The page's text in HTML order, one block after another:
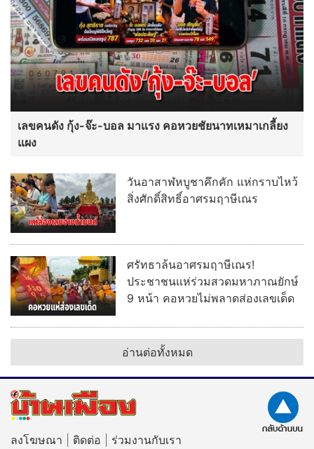
เลขคนดัง กุ้ง-จ๊ะ-บอล มาแรง คอหวยชัยนาทเหมาเกลี้ยง
แผง
วันอาสาฬหบูชาคึกคัก แห่กราบไหว้
สิ่งศักดิ์สิทธิ์อาศรมฤาษีเณร
ศรัทธาล้นอาศรมฤาษีเณร!
ประชาชนแห่ร่วมสวดมหาภาณยักษ์
9 หน้า คอหวยไม่พลาดส่องเลขเด็ด
อ่านต่อทั้งหมด
ลงโฆษณา ติดต่อ ร่วมงานกับเรา